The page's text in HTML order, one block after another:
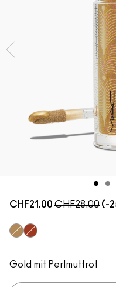
ALLE
ALLE
ALLE PINSEL KAUFEN
CHF21.00 CHF28.00 (-
Gold mit Perlmuttrot